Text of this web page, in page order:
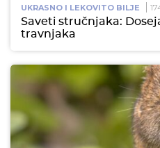
UKRASNO I LEKOVITO BILJE
Saveti stručnjaka:
travnjaka